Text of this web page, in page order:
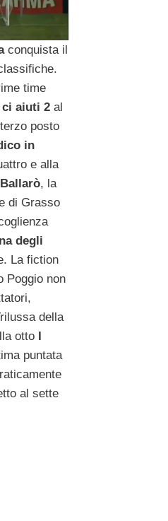
conquista il
time
ci aiuti 2al
posto
in
e alla
Ballarò, la
di Grasso
degli
La fiction
Poggio non
della
otto
puntata
al sette